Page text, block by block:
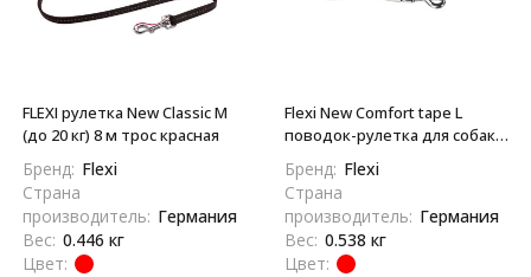
FLEXI рулетка New Classic M
(до 20 кг) 8 м трос красная
Бренд: Flexi
Страна
производитель: Германия
Вес: 0.446 кг
Цвет:
Flexi New Comfort tape L
поводок-рулетка для собак,
красная 8 м, до 50 кг
Бренд: Flexi
Страна
производитель: Германия
Вес: 0.538 кг
Цвет: